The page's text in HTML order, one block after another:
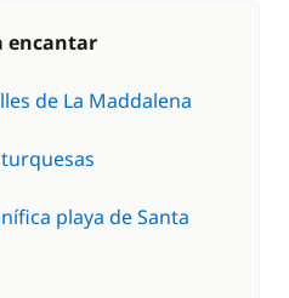
encantar
de La Maddalena
playa de Santa